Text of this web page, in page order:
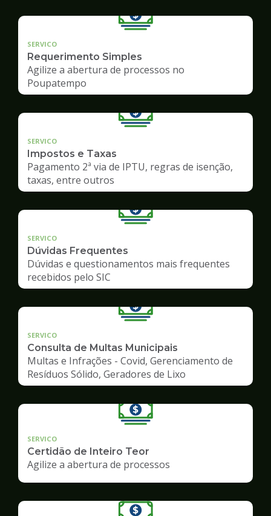
SERVICO
Requerimento Simples
Agilize a abertura de processos no
Poupatempo
SERVICO
Impostos e Taxas
Pagamento 2ª via de IPTU, regras de isenção,
taxas, entre outros
SERVICO
Dúvidas Frequentes
Dúvidas e questionamentos mais frequentes
recebidos pelo SIC
SERVICO
Consulta de Multas Municipais
Multas e Infrações - Covid, Gerenciamento de
Resíduos Sólido, Geradores de Lixo
SERVICO
Certidão de Inteiro Teor
Agilize a abertura de processos